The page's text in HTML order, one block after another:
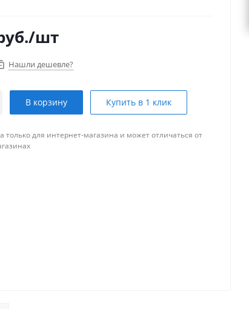
/шт
Нашли дешевле?
В корзину Купить в 1 клик
только для интернет-магазина и может отличаться от